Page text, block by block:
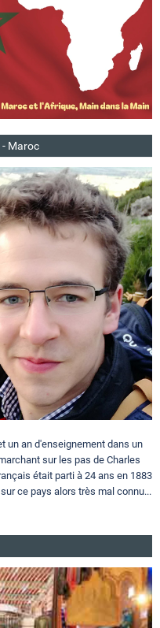
- Maroc
un an d'enseignement dans un
sur les pas de Charles
était parti à 24 ans en 1883
ce pays alors très mal connu...